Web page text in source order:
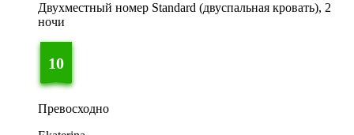
Двухместный номер Standard (двуспальная кровать), 2
ночи
10
Превосходно